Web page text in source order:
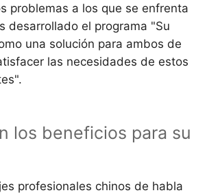
problemas a los que se enfrenta
desarrollado el programa "Su
una solución para ambos de
las necesidades de estos
los beneficios para su
profesionales chinos de habla